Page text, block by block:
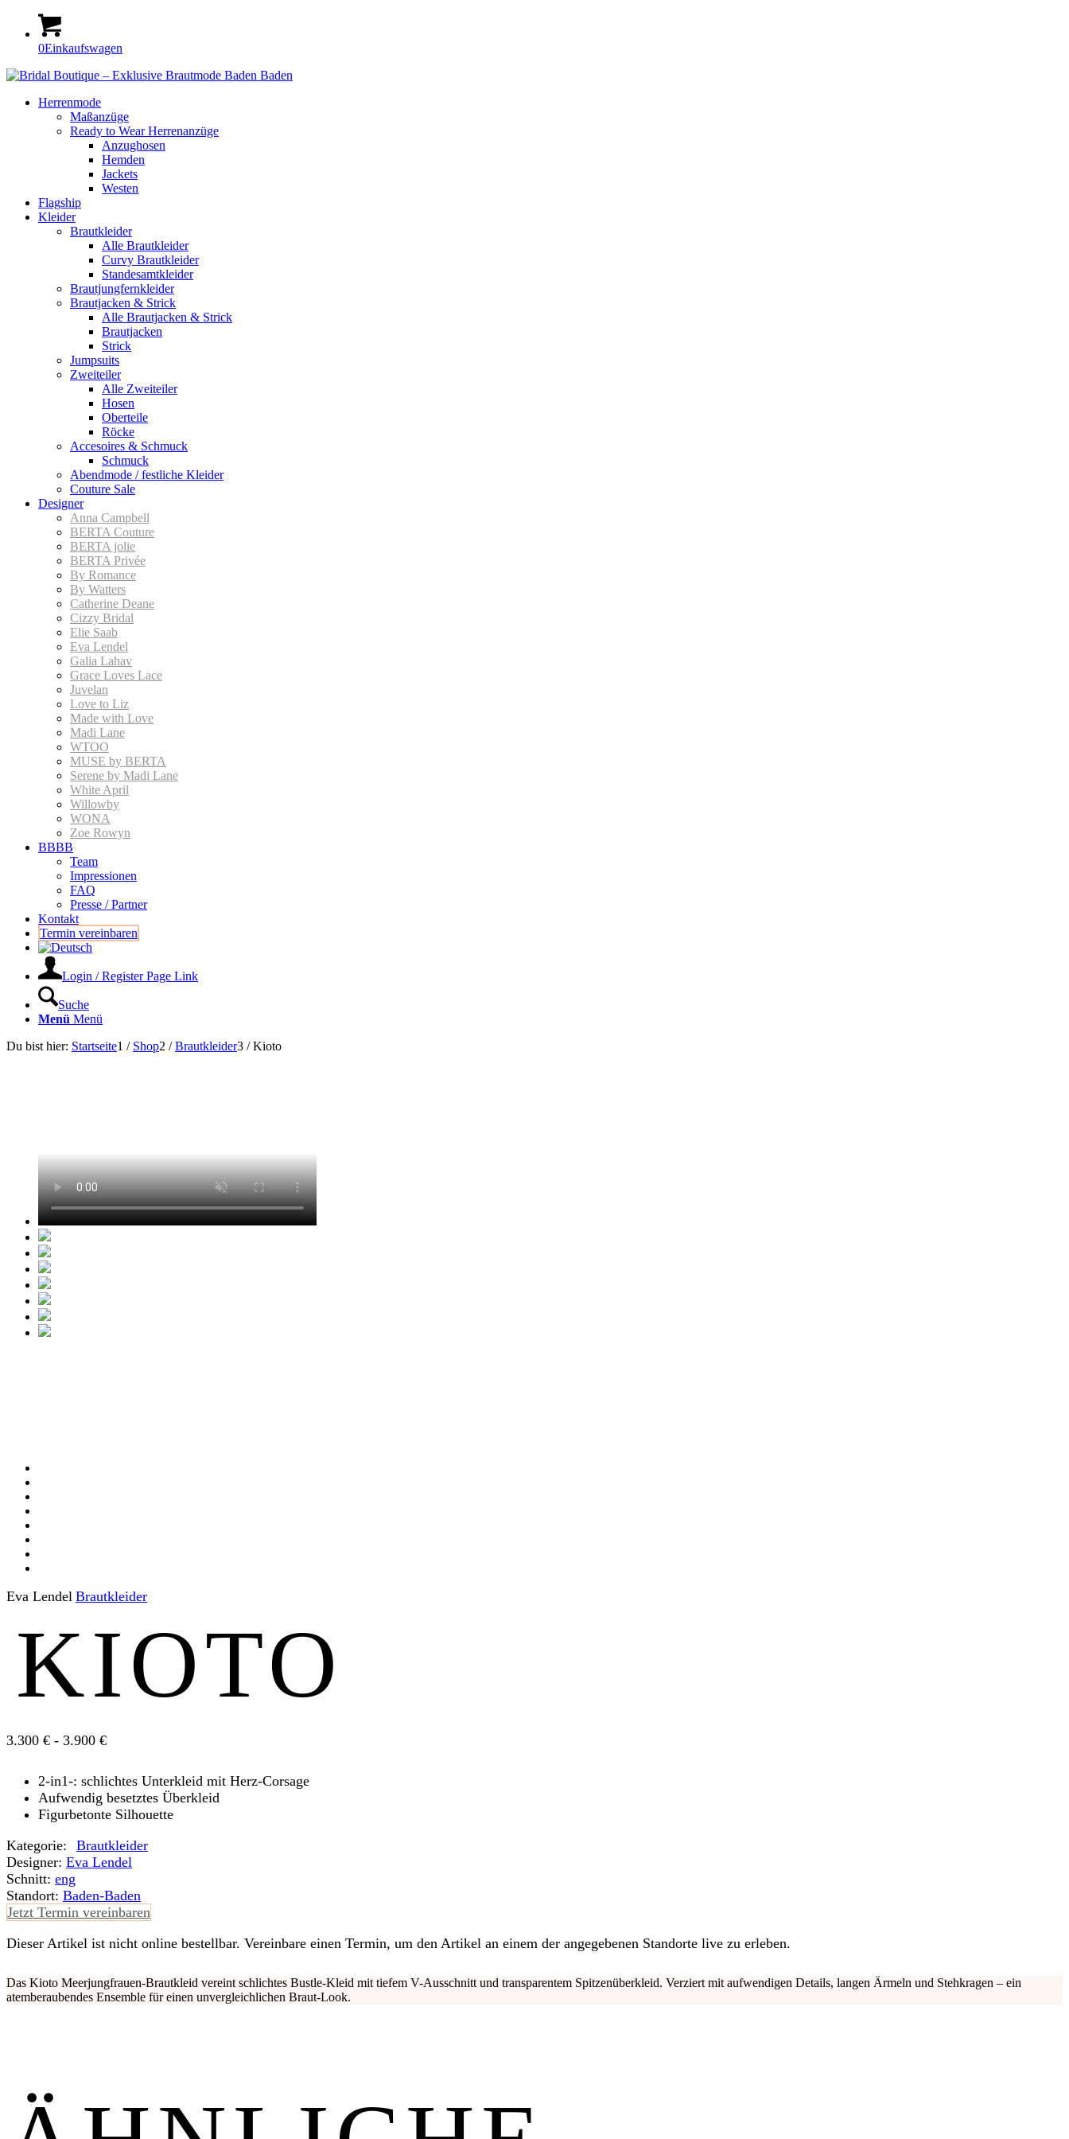
0Einkaufswagen
Herrenmode
Maßanzüge
Ready to Wear Herrenanzüge
Anzughosen
Hemden
Jackets
Westen
Flagship
Kleider
Braut­kleider
Alle Brautkleider
Curvy Braut­kleider
Standesamt­­­kleider
Braut­jungfern­kleider
Braut­jacken & Strick
Alle Brautjacken & Strick
Braut­jacken
Strick
Jumpsuits
Zweiteiler
Alle Zweiteiler
Hosen
Oberteile
Röcke
Accesoires & Schmuck
Schmuck
Abendmode / festliche Kleider
Couture Sale
Designer
Anna Campbell
BERTA Couture
BERTA jolie
BERTA Privée
By Romance
By Watters
Catherine Deane
Cizzy Bridal
Elie Saab
Eva Lendel
Galia Lahav
Grace Loves Lace
Juvelan
Love to Liz
Made with Love
Madi Lane
WTOO
MUSE by BERTA
Serene by Madi Lane
White April
Willowby
WONA
Zoe Rowyn
BBBB
Team
Impressionen
FAQ
Presse / Partner
Kontakt
Termin vereinbaren
Login / Register Page Link
Suche
Menü Menü
Du bist hier: Startseite1 / Shop2 / Braut­kleider3 / Kioto
Eva Lendel Braut­kleider
KIOTO
3.300 € - 3.900 €
2-in1-: schlichtes Unterkleid mit Herz-Corsage
Aufwendig besetztes Überkleid
Figurbetonte Silhouette
Kategorie:
Braut­kleider
Designer: Eva Lendel
Schnitt: eng
Standort: Baden-Baden
Jetzt Termin vereinbaren
Dieser Artikel ist nicht online bestellbar. Vereinbare einen Termin, um den Artikel an einem der angegebenen Standorte live zu erleben.
Das Kioto Meerjungfrauen-Brautkleid vereint schlichtes Bustle-Kleid mit tiefem V-Ausschnitt und transparentem Spitzenüberkleid. Verziert mit aufwendigen Details, langen Ärmeln und Stehkragen – ein
atemberaubendes Ensemble für einen unvergleichlichen Braut-Look.